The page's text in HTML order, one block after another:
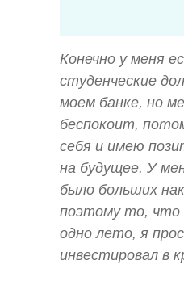
Конечно у меня
студенческие
моем банке, но
беспокоит,
себя и имею
на будущее. У
было больших
поэтому то, что
одно лето, я
инвестировал в